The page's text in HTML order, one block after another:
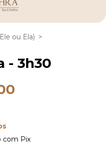
ou Ela) >
- 3h30
com Pix